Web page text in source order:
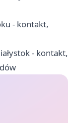
- kontakt,
- kontakt,